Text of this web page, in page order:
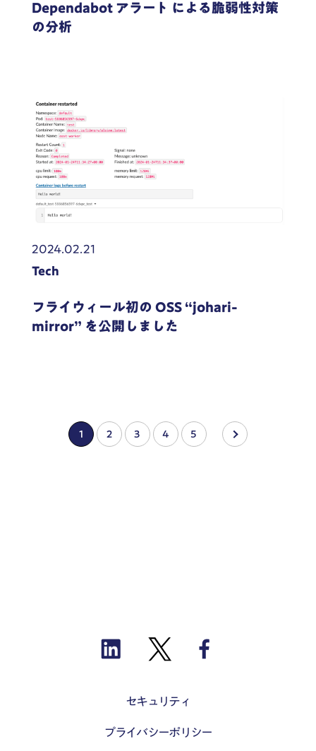
Dependabot アラート による脆弱性対策
の分析
2024.02.21
Tech
フライウィール初の OSS “johari-
mirror” を公開しました
1 2 3 4 5 ›
セキュリティ
プライバシーポリシー